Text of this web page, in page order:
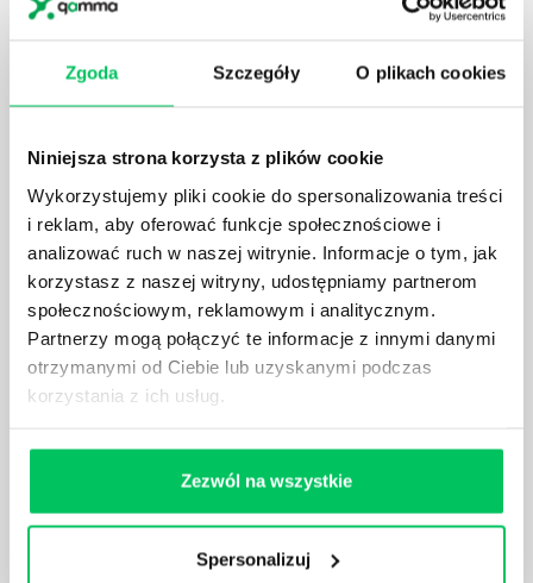
Zgoda Szczegóły O plikach cookies
Niniejsza strona korzysta z plików cookie
Wykorzystujemy pliki cookie do spersonalizowania treści
i reklam, aby oferować funkcje społecznościowe i
analizować ruch w naszej witrynie. Informacje o tym, jak
korzystasz z naszej witryny, udostępniamy partnerom
społecznościowym, reklamowym i analitycznym.
Partnerzy mogą połączyć te informacje z innymi danymi
otrzymanymi od Ciebie lub uzyskanymi podczas
korzystania z ich usług.
Zezwól na wszystkie
Spersonalizuj
PRACOWNICY ZESPOŁU PROJEKTOWEGO?
AGILE to coraz popularniejsze w każdej większej (i
projektów biznesowych. Z pewnością każda osoba
zatrudniona w takim miejscu choć raz się z nim
spotkała.
JAKIE UMIEJĘTNOŚCI MENEDŻERSKIE
POWINIEN MIEĆ BRYGADZISTA?
sprawnie realizować swoich zadań, jeśli zabraknie w
nim odpowiedniego kierownictwa. Zawsze
czynności wykonywane przez pracowników.